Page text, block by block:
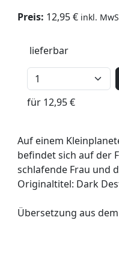
Preis: 12,95 € inkl.
lieferbar
für 12,95 €
Auf einem
befindet sich auf der
schlafende Frau und
Originaltitel: Dark
Übersetzung aus